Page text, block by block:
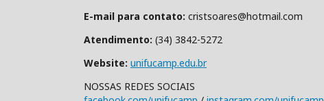
E-mail para contato: cristsoares@hotmail.com
Atendimento: (34) 3842-5272
Website: unifucamp.edu.br
NOSSAS REDES SOCIAIS